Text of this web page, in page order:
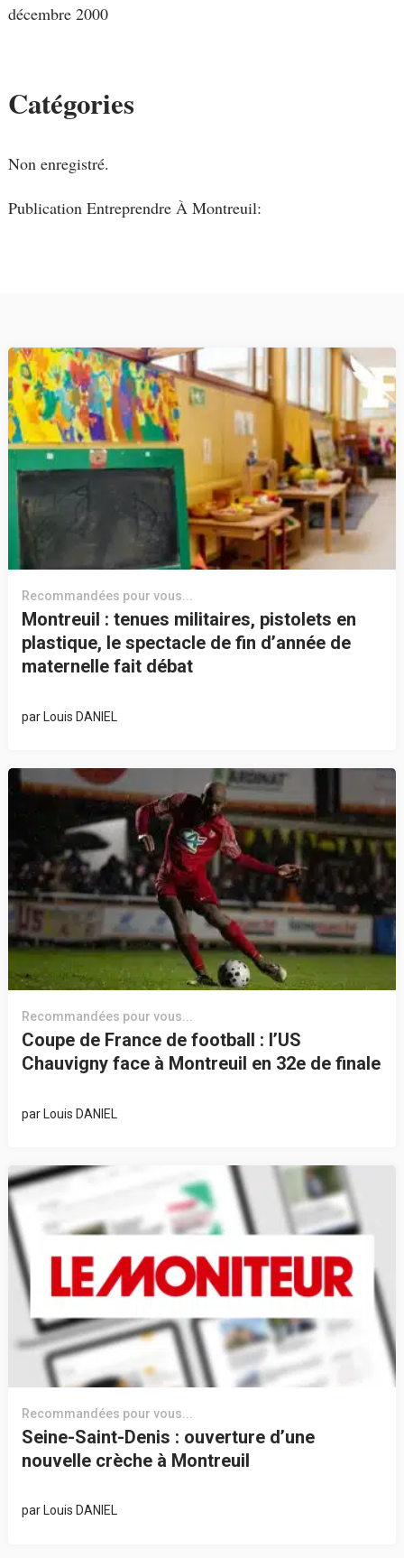
décembre 2000
Catégories
Non enregistré.
Publication Entreprendre À Montreuil:
Recommandées pour vous...
Montreuil : tenues militaires, pistolets en
plastique, le spectacle de fin d’année de
maternelle fait débat
par Louis DANIEL
Recommandées pour vous...
Coupe de France de football : l’US
Chauvigny face à Montreuil en 32e de finale
par Louis DANIEL
Recommandées pour vous...
Seine-Saint-Denis : ouverture d’une
nouvelle crèche à Montreuil
par Louis DANIEL